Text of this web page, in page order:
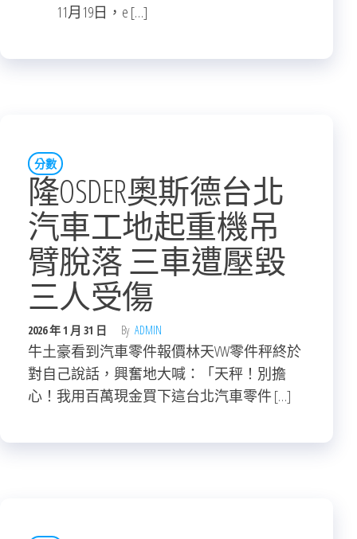
11月19日，e […]
分數
隆OSDER奧斯德台北
汽車工地起重機吊
臂脫落 三車遭壓毀
三人受傷
2026 年 1 月 31 日 By ADMIN
牛土豪看到汽車零件報價林天VW零件秤終於
對自己說話，興奮地大喊：「天秤！別擔
心！我用百萬現金買下這台北汽車零件 […]